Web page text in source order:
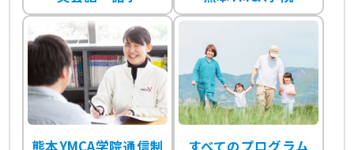
熊本YMCA学院通信制 すべてのプログラム